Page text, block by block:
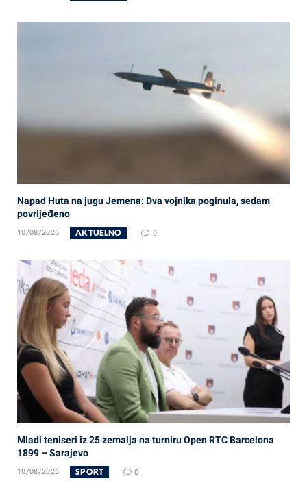
Napad Huta na jugu Jemena: Dva vojnika poginula, sedam
povrijeđeno
10/08/2026 AKTUELNO 0
Mladi teniseri iz 25 zemalja na turniru Open RTC Barcelona
1899 – Sarajevo
10/08/2026 SPORT 0